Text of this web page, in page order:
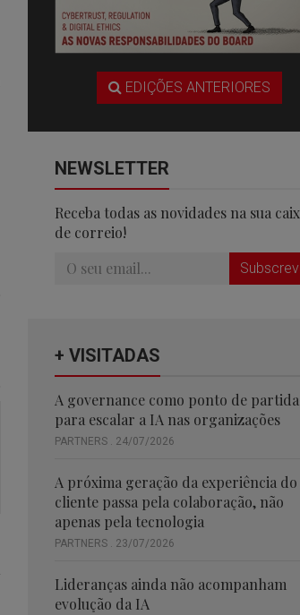
EDIÇÕES ANTERIORES
NEWSLETTER
Receba todas as novidades na sua
de correio!
+ VISITADAS
A governance como ponto de partida
para escalar a IA nas organizações
PARTNERS . 24/07/2026
A próxima geração da experiência do
cliente passa pela colaboração, não
apenas pela tecnologia
PARTNERS . 23/07/2026
Lideranças ainda não acompanham
evolução da IA